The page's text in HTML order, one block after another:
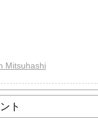
Mitsuhashi
ト